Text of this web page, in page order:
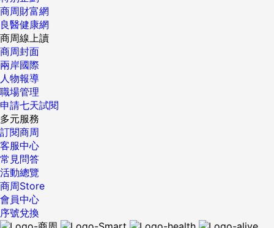
商周財富網
良醫健康網
商周線上讀
商周封面
兩岸國際
人物報導
職場管理
申請七天試閱
多元服務
訂閱商周
客服中心
常見問答
活動總覽
商周Store
會員中心
序號兌換